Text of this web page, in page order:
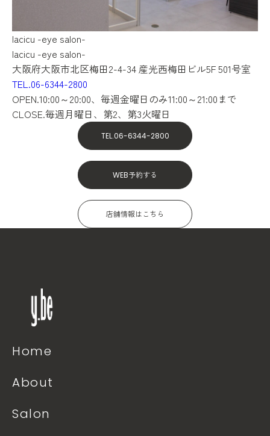
lacicu -eye salon-
lacicu -eye salon-
大阪府大阪市北区梅田2-4-34 産光西梅田ビル5F 501号室
TEL.06-6344-2800
OPEN.10:00～20:00、毎週金曜日のみ11:00～21:00まで
CLOSE.毎週月曜日、第2、第3火曜日
TEL.06-6344-2800
WEB予約する
店舗情報はこちら
Home
About
Salon